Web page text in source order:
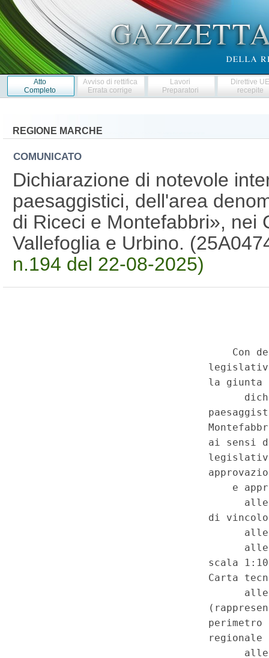
Atto
Completo
Avviso di rettifica
Errata corrige
Lavori
Preparatori
Direttive
recepite
REGIONE MARCHE
COMUNICATO
Dichiarazione di notevole
paesaggistici, dell'area
di Riceci e Montefabbri», nei
Vallefoglia e Urbino.
n.194 del 22-08-2025)